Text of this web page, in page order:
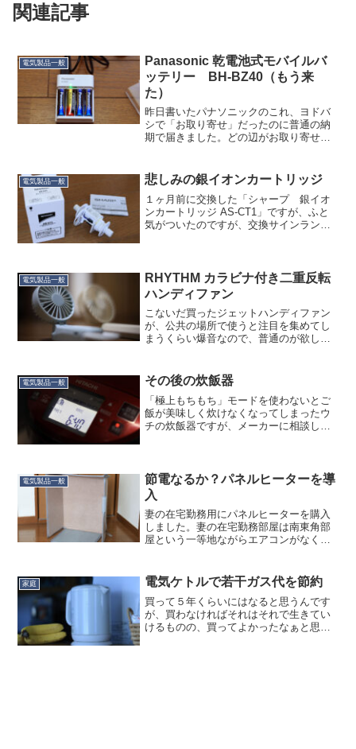
関連記事
電気製品一般
Panasonic 乾電池式モバイルバ
ッテリー BH-BZ40（もう来
た）
昨日書いたパナソニックのこれ、ヨドバ
シで「お取り寄せ」だったのに普通の納
期で届きました。どの辺がお取り寄せだ
認しようと思って開封しました。エボル
タNEOが４本付き。保管...
電気製品一般 悲しみの銀イオンカートリッジ
１ヶ月前に交換した「シャープ 銀イオ
ンカートリッジ AS-CT1」ですが、ふと
気がついたのですが、交換サインランプ
していた時がありま...
電気製品一般
RHYTHM カラビナ付き二重反転
ハンディファン
こないだ買ったジェットハンディファン
が、公共の場所で使うと注目を集めてし
まうくらい爆音なので、普通のが欲しい
になってました。あのリズムのやつね
ぇ…もうリズムって...
電気製品一般 その後の炊飯器
「極上もちもち」モードを使わないとご
飯が美味しく炊けなくなってしまったウ
チの炊飯器ですが、メーカーに相談した
（気温が高くなる）「春まで...
電気製品一般
節電なるか？パネルヒーターを導
入
妻の在宅勤務用にパネルヒーターを購入
しました。妻の在宅勤務部屋は南東角部
屋という一等地ながらエアコンがなく、
緒に日陰になるので、今乗っているAudi
A3の故障が少ない...
家庭 電気ケトルで若干ガス代を節約
買って５年くらいにはなると思うんです
が、買わなければそれはそれで生きてい
けるものの、買ってよかったなぁと思う